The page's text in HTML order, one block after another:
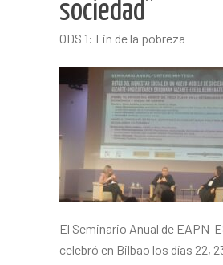
sociedad”
ODS 1: Fin de la pobreza
El Seminario Anual de EAPN-
celebró en Bilbao los días 22,